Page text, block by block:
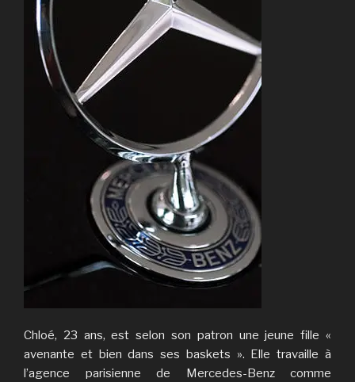
Chloé, 23 ans, est selon son patron une jeune fille «
avenante et bien dans ses baskets ». Elle travaille à
l’agence parisienne de Mercedes-Benz comme